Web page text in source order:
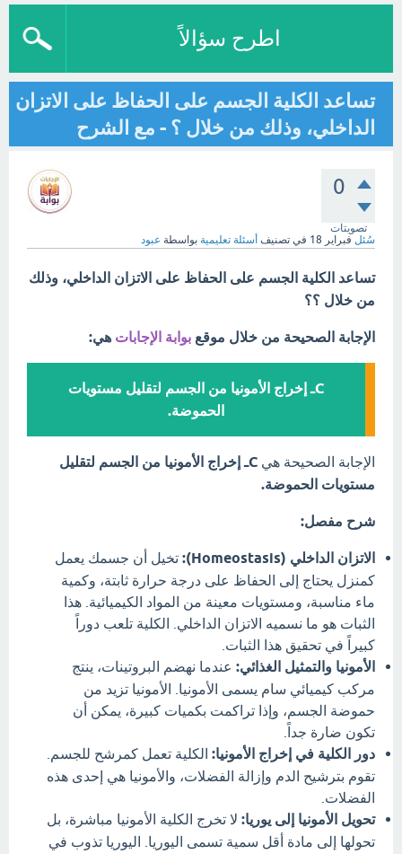
اطرح سؤالاً
تساعد الكلية الجسم على الحفاظ على الاتزان
الداخلي، وذلك من خلال ؟ - مع الشرح
0
تصويتات
سُئل فبراير 18 في تصنيف أسئلة تعليمية بواسطة عبود
تساعد الكلية الجسم على الحفاظ على الاتزان الداخلي، وذلك
من خلال ؟؟
الإجابة الصحيحة من خلال موقع بوابة الإجابات هي:
Cـ إخراج الأمونيا من الجسم لتقليل مستويات
الحموضة.
الإجابة الصحيحة هي
Cـ إخراج الأمونيا من الجسم لتقليل
مستويات الحموضة.
شرح مفصل:
الاتزان الداخلي (Homeostasis):
تخيل أن جسمك يعمل
كمنزل يحتاج إلى الحفاظ على درجة حرارة ثابتة، وكمية
ماء مناسبة، ومستويات معينة من المواد الكيميائية. هذا
الثبات هو ما نسميه الاتزان الداخلي. الكلية تلعب دوراً
كبيراً في تحقيق هذا الثبات.
الأمونيا والتمثيل الغذائي: عندما نهضم البروتينات، ينتج
مركب كيميائي سام يسمى الأمونيا. الأمونيا تزيد من
حموضة الجسم، وإذا تراكمت بكميات كبيرة، يمكن أن
تكون ضارة جداً.
دور الكلية في إخراج الأمونيا: الكلية تعمل كمرشح للجسم.
تقوم بترشيح الدم وإزالة الفضلات، والأمونيا هي إحدى هذه
الفضلات.
تحويل الأمونيا إلى يوريا: لا تخرج الكلية الأمونيا مباشرة، بل
تحولها إلى مادة أقل سمية تسمى اليوريا. اليوريا تذوب في